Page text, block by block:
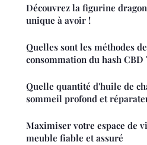
Découvrez la figurine
unique à avoir !
Quelles sont les méthodes
consommation du hash CBD
Quelle quantité d'huile de
sommeil profond et
Maximiser votre espace de
meuble fiable et assuré